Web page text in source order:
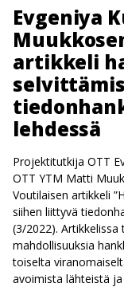
Evgeniya
artikkeli
lehdessä
Projektitutkija OTT
OTT YTM Matti
Voutilaisen artikkeli
siihen liittyvä
(3/2022).
mahdollisuuksia
toiselta
avoimista lähteistä